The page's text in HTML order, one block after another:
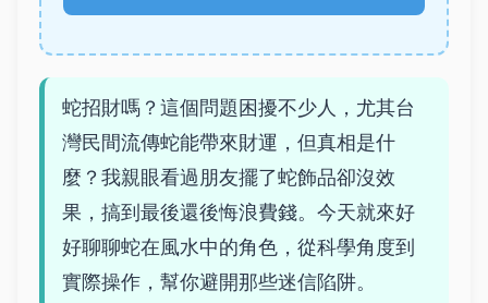
蛇招財嗎？這個問題困擾不少人，尤其台
灣民間流傳蛇能帶來財運，但真相是什
麼？我親眼看過朋友擺了蛇飾品卻沒效
果，搞到最後還後悔浪費錢。今天就來好
好聊聊蛇在風水中的角色，從科學角度到
實際操作，幫你避開那些迷信陷阱。